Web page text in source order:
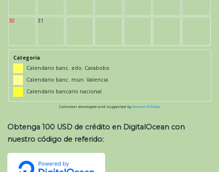
30 31
Categoría
Calendario banc. edo. Carabobo
Calendario banc. mun. Valencia
Calendario bancario nacional
Calendar developed and supported by Kieran O'Shea
Obtenga 100 USD de crédito en DigitalOcean con
nuestro código de referido: